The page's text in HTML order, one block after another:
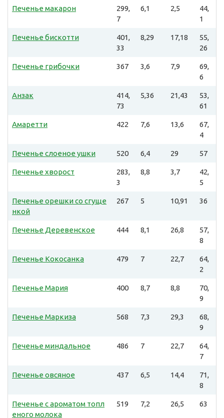
Печенье макарон
299,
7
6,1 2,5
44,
1
Печенье бискотти
401,
33
8,29 17,18
55,
26
Печенье грибочки 367 3,6 7,9
69,
6
Анзак
414,
73
5,36 21,43
53,
61
Амаретти 422 7,6 13,6
67,
4
Печенье слоеное ушки 520 6,4 29 57
Печенье хворост
283,
3
8,8 3,7
42,
5
Печенье орешки со сгуще
нкой
267 5 10,91 36
Печенье Деревенское 444 8,1 26,8
57,
8
Печенье Кокосанка 479 7 22,7
64,
2
Печенье Мария 400 8,7 8,8
70,
9
Печенье Маркиза 568 7,3 29,3
68,
9
Печенье миндальное 486 7 22,7
64,
7
Печенье овсяное 437 6,5 14,4
71,
8
Печенье с ароматом топл
еного молока
519 7,2 26,5 63